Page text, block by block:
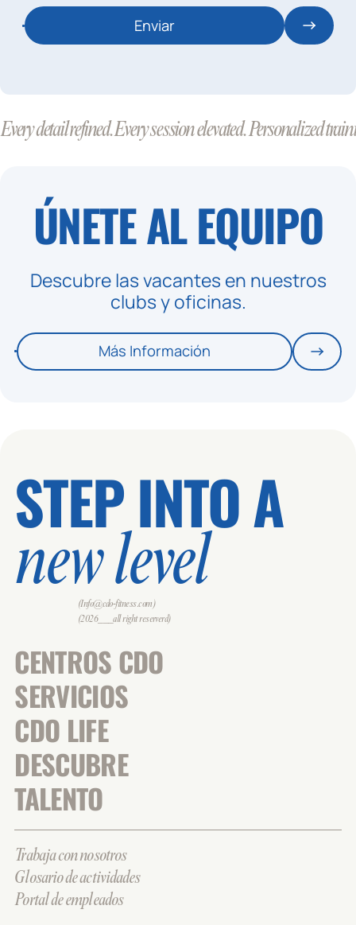
Enviar
Every detail refined. Every session elevated. Personalized
ÚNETE ALEQUIPO
Descubre las vacantes en nuestros
clubs y oficinas.
Más Información
STEP INTO A
new level
(Info@cdo-fitness.com)
(2026___all right reserverd)
CENTROS CDO
SERVICIOS
CDO LIFE
DESCUBRE
TALENTO
Trabaja con nosotros
Glosario de actividades
Portal de empleados